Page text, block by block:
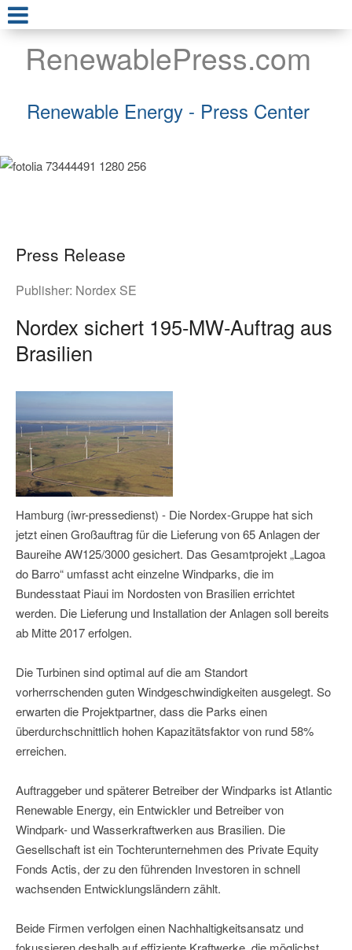
RenewablePress.com
Renewable Energy - Press Center
Press Release
Publisher: Nordex SE
Nordex sichert 195-MW-Auftrag aus
Brasilien
Hamburg (iwr-pressedienst) - Die Nordex-Gruppe hat sich
jetzt einen Großauftrag für die Lieferung von 65 Anlagen der
Baureihe AW125/3000 gesichert. Das Gesamtprojekt „Lagoa
do Barro“ umfasst acht einzelne Windparks, die im
Bundesstaat Piaui im Nordosten von Brasilien errichtet
werden. Die Lieferung und Installation der Anlagen soll bereits
ab Mitte 2017 erfolgen.
Die Turbinen sind optimal auf die am Standort
vorherrschenden guten Windgeschwindigkeiten ausgelegt. So
erwarten die Projektpartner, dass die Parks einen
überdurchschnittlich hohen Kapazitätsfaktor von rund 58%
erreichen.
Auftraggeber und späterer Betreiber der Windparks ist Atlantic
Renewable Energy, ein Entwickler und Betreiber von
Windpark- und Wasserkraftwerken aus Brasilien. Die
Gesellschaft ist ein Tochterunternehmen des Private Equity
Fonds Actis, der zu den führenden Investoren in schnell
wachsenden Entwicklungsländern zählt.
Beide Firmen verfolgen einen Nachhaltigkeitsansatz und